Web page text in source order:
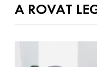
A ROVAT